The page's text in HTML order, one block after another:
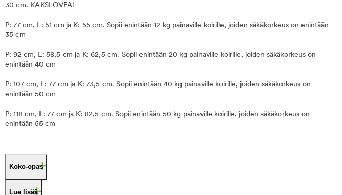
30 cm. KAKSI OVEA!
P: 77 cm, L: 51 cm ja K: 55 cm. Sopii enintään 12 kg painaville koirille, joiden säkäkorkeus on enintään
35 cm
P: 92 cm, L: 58,5 cm ja K: 62,5 cm. Sopii enintään 20 kg painaville koirille, joiden säkäkorkeus on
enintään 40 cm
P: 107 cm, L: 77 cm ja K: 73,5 cm. Sopii enintään 40 kg painaville koirille, joiden säkäkorkeus on
enintään 50 cm
P: 118 cm, L: 77 cm ja K: 82,5 cm. Sopii enintään 50 kg painaville koirille, joiden säkäkorkeus on
enintään 55 cm
Koko-opas
Lue lisää